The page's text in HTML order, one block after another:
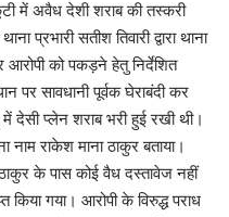
में अवैध देशी शराब की तस्करी
प्रभारी सतीश तिवारी द्वारा थाना
को पकड़ने हेतु निर्देशित
पर सावधानी पूर्वक घेराबंदी कर
देसी प्लेन शराब भरी हुई रखी थी।
राकेश माना ठाकुर बताया।
के पास कोई वैध दस्तावेज नहीं
गया। आरोपी के विरुद्ध पराध